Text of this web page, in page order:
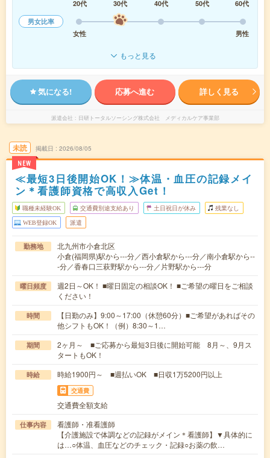
20代
30代 40代 50代
60代
男女比率
女性
男性
もっと見る
気になる! 応募へ進む 詳しく見る
派遣会社 日研トータルソーシング株式会社 メディカルケア事業部
未読
NEW
掲載日 2026/08/05
≪最短3日後開始OK！≫体温・血圧の記録メイ
ン＊看護師資格で高収入Get！
職種未経験OK 交通費別途支給あり 土日祝日が休み 残業なし
WEB登録OK 派遣
勤務地
北九州市小倉北区
小倉(福岡県)駅から---分／西小倉駅から---分／南小倉駅から--
-分／香春口三萩野駅から---分／片野駅から---分
曜日頻度
週2日～OK！ ■曜日固定の相談OK！ ■ご希望の曜日をご相談
ください！
時間
【日勤のみ】9:00～17:00（休憩60分）■ご希望があればその
他シフトもOK！（例）8:30～1…
期間
2ヶ月～ ■ご応募から最短3日後に開始可能 8月～、9月ス
タートもOK！
時給 時給1900円～ ■週払いOK ■日収1万5200円以上
交通費
交通費全額支給
仕事内容
看護師・准看護師
【介護施設で体調などの記録がメイン＊看護師】▼具体的に
は…○体温、血圧などのチェック・記録○お薬の飲…